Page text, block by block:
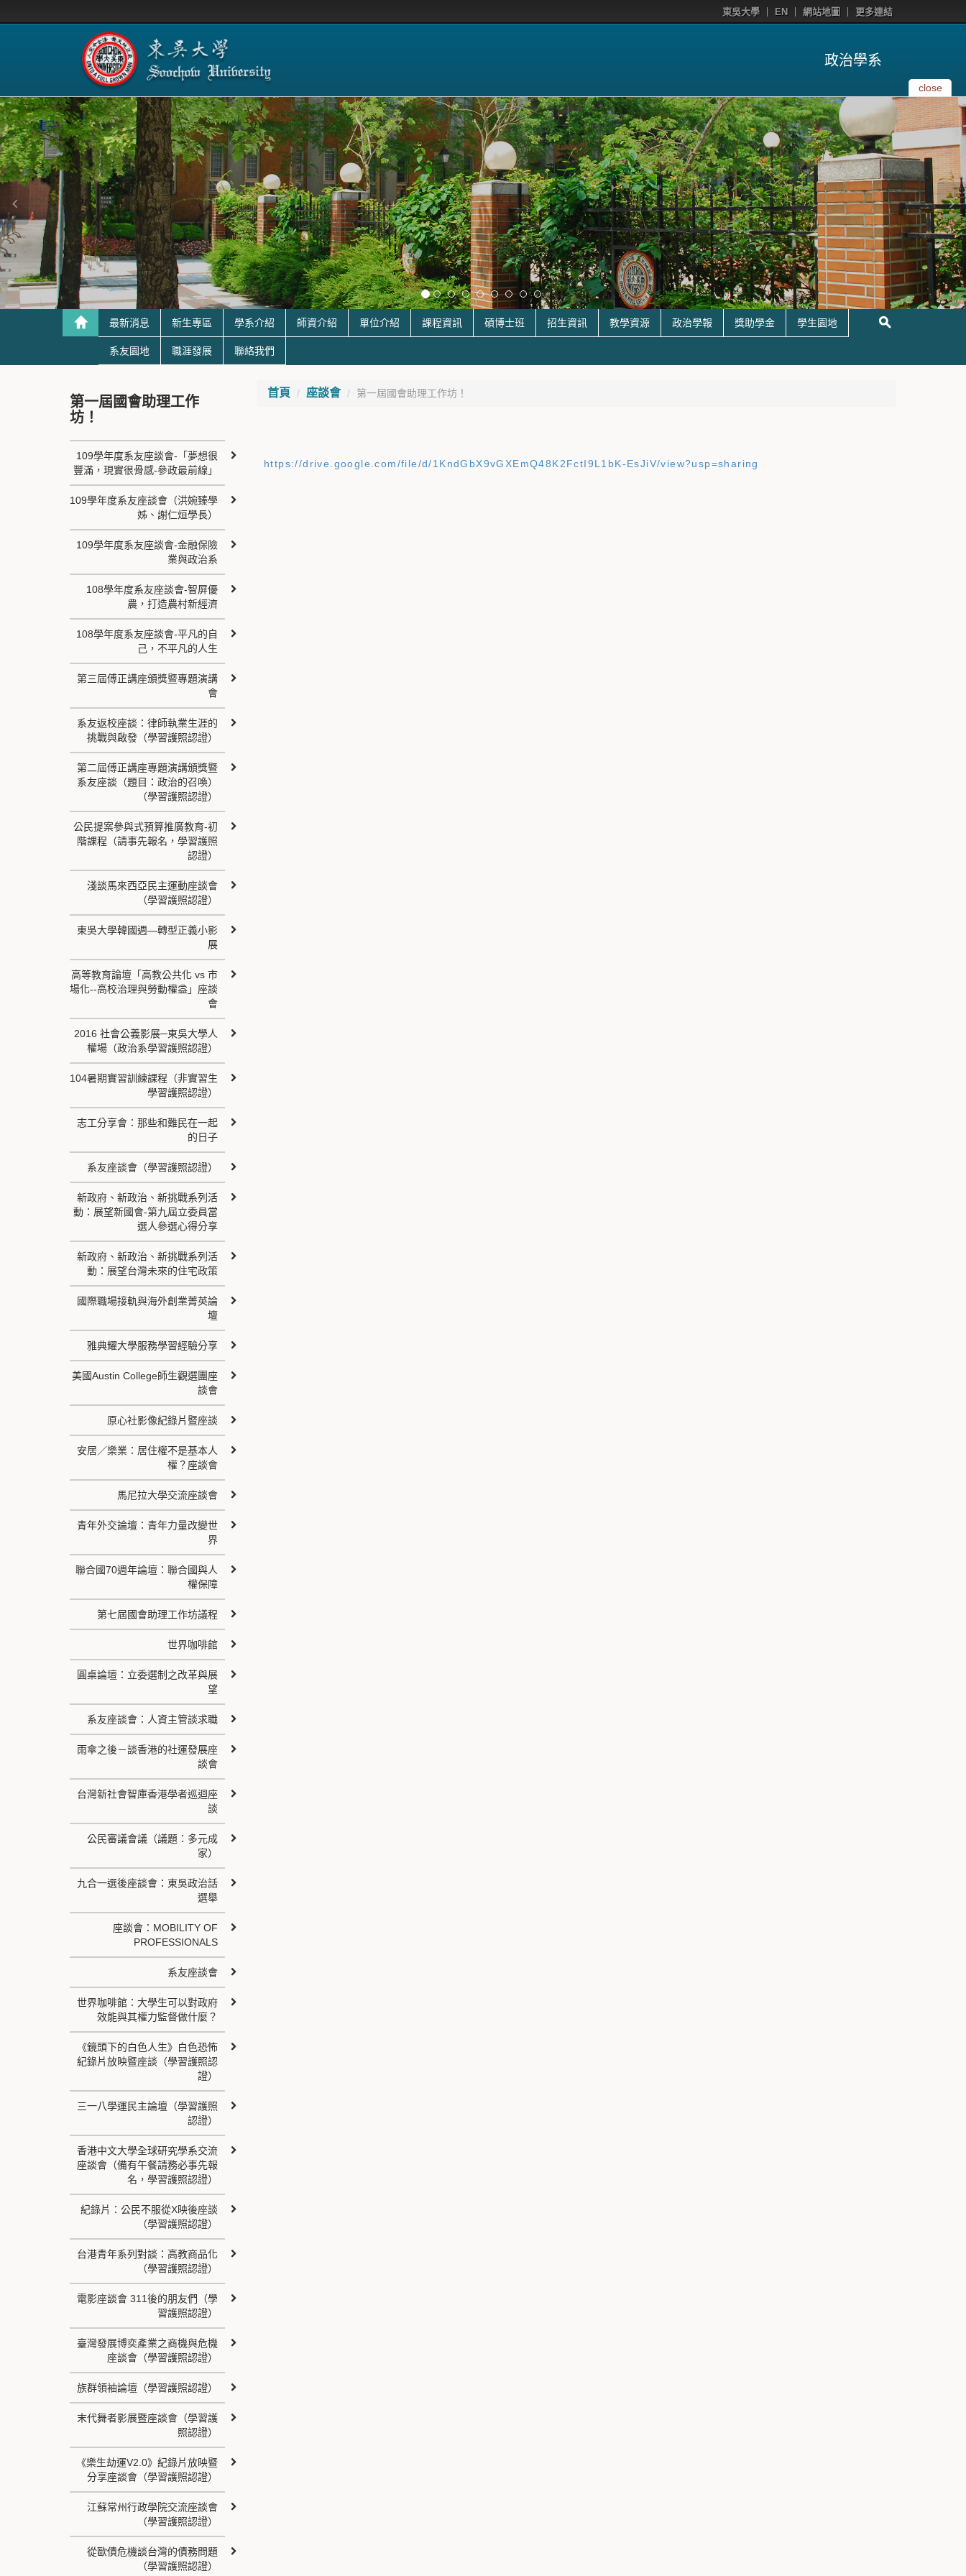
東吳大學 EN 網站地圖 更多連結
政治學系
close
最新消息 新生專區 學系介紹 師資介紹 單位介紹 課程資訊 碩博士班 招生資訊 教學資源 政治學報 獎助學金 學生園地
系友園地 職涯發展 聯絡我們
首頁 座談會 第一屆國會助理工作坊！
https://drive.google.com/file/d/1KndGbX9vGXEmQ48K2FctI9L1bK-EsJiV/view?usp=sharing
第一屆國會助理工作
坊！
109學年度系友座談會-「夢想很
豐滿，現實很骨感-參政最前線」
109學年度系友座談會（洪婉臻學
姊、謝仁烜學長）
109學年度系友座談會-金融保險
業與政治系
108學年度系友座談會-智屏優
農，打造農村新經濟
108學年度系友座談會-平凡的自
己，不平凡的人生
第三屆傅正講座頒獎暨專題演講
會
系友返校座談：律師執業生涯的
挑戰與啟發（學習護照認證）
第二屆傅正講座專題演講頒獎暨
系友座談（題目：政治的召喚）
（學習護照認證）
公民提案參與式預算推廣教育-初
階課程（請事先報名，學習護照
認證）
淺談馬來西亞民主運動座談會
（學習護照認證）
東吳大學韓國週—轉型正義小影
展
高等教育論壇「高教公共化 vs 市
場化--高校治理與勞動權益」座談
會
2016 社會公義影展─東吳大學人
權場（政治系學習護照認證）
104暑期實習訓練課程（非實習生
學習護照認證）
志工分享會：那些和難民在一起
的日子
系友座談會（學習護照認證）
新政府、新政治、新挑戰系列活
動：展望新國會-第九屆立委員當
選人參選心得分享
新政府、新政治、新挑戰系列活
動：展望台灣未來的住宅政策
國際職場接軌與海外創業菁英論
壇
雅典耀大學服務學習經驗分享
美國Austin College師生觀選團座
談會
原心社影像紀錄片暨座談
安居／樂業：居住權不是基本人
權？座談會
馬尼拉大學交流座談會
青年外交論壇：青年力量改變世
界
聯合國70週年論壇：聯合國與人
權保障
第七屆國會助理工作坊議程
世界咖啡館
圓桌論壇：立委選制之改革與展
望
系友座談會：人資主管談求職
雨傘之後－談香港的社運發展座
談會
台灣新社會智庫香港學者巡迴座
談
公民審議會議（議題：多元成
家）
九合一選後座談會：東吳政治話
選舉
座談會：MOBILITY OF
PROFESSIONALS
系友座談會
世界咖啡館：大學生可以對政府
效能與其權力監督做什麼？
《鏡頭下的白色人生》白色恐怖
紀錄片放映暨座談（學習護照認
證）
三一八學運民主論壇（學習護照
認證）
香港中文大學全球研究學系交流
座談會（備有午餐請務必事先報
名，學習護照認證）
紀錄片：公民不服從X映後座談
（學習護照認證）
台港青年系列對談：高教商品化
（學習護照認證）
電影座談會 311後的朋友們（學
習護照認證）
臺灣發展博奕產業之商機與危機
座談會（學習護照認證）
族群領袖論壇（學習護照認證）
末代舞者影展暨座談會（學習護
照認證）
《樂生劫運V2.0》紀錄片放映暨
分享座談會（學習護照認證）
江蘇常州行政學院交流座談會
（學習護照認證）
從歐債危機談台灣的債務問題
（學習護照認證）